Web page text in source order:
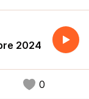
2024
0